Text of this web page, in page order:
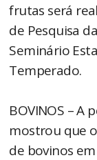
frutas será
de Pesquisa
Seminário
Temperado.
BOVINOS – A
mostrou que
de bovinos